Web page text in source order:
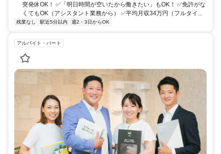
突発休OK！ ✅「明日時間が空いたから働きたい」もOK！ ✅免許がな
くてもOK（アシスタント業務から） ✅平均月収34万円（フルタイ...
残業なし 駅近5分以内 週2・3日からOK
アルバイト・パート